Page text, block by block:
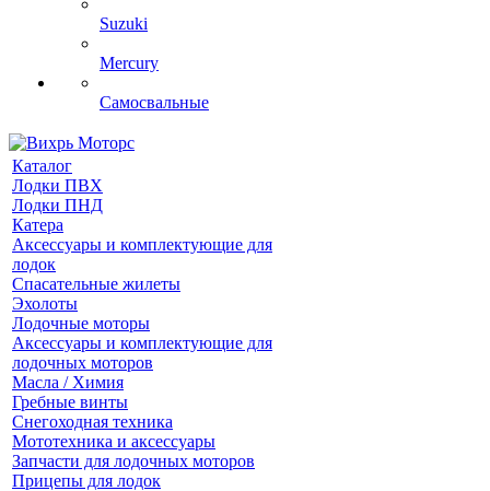
Suzuki
Mercury
Самосвальные
Каталог
Лодки ПВХ
Лодки ПНД
Катера
Аксессуары и комплектующие для
лодок
Спасательные жилеты
Эхолоты
Лодочные моторы
Аксессуары и комплектующие для
лодочных моторов
Масла / Химия
Гребные винты
Снегоходная техника
Мототехника и аксессуары
Запчасти для лодочных моторов
Прицепы для лодок